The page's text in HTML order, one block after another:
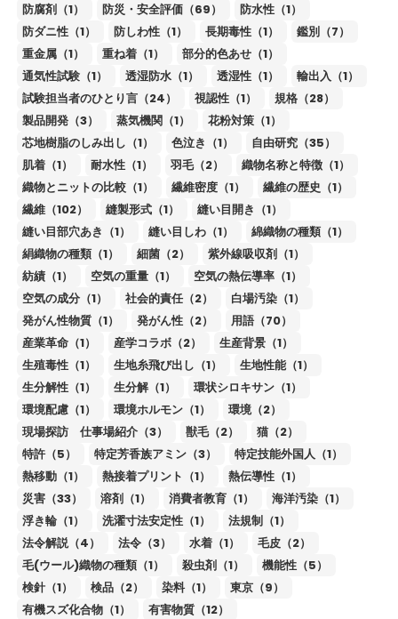
防腐剤（1）
防災・安全評価（69）
防水性（1）
防ダニ性（1）
防しわ性（1） 長期毒性（1）
鑑別（7）
重金属（1）
重ね着（1）
部分的色あせ（1）
通気性試験（1）
透湿防水（1） 透湿性（1）
輸出入（1）
試験担当者のひとり言（24）
視認性（1）
規格（28）
製品開発（3）
蒸気機関（1）
花粉対策（1）
芯地樹脂のしみ出し（1）
色泣き（1）
自由研究（35）
肌着（1）
耐水性（1） 羽毛（2）
織物名称と特徴（1）
織物とニットの比較（1）
繊維密度（1）
繊維の歴史（1）
繊維（102）
縫製形式（1）
縫い目開き（1）
縫い目部穴あき（1）
縫い目しわ（1）
綿織物の種類（1）
絹織物の種類（1）
細菌（2）
紫外線吸収剤（1）
紡績（1）
空気の重量（1）
空気の熱伝導率（1）
空気の成分（1）
社会的責任（2）
白場汚染（1）
発がん性物質（1）
発がん性（2）
用語（70）
産業革命（1）
産学コラボ（2）
生産背景（1）
生殖毒性（1）
生地糸飛び出し（1）
生地性能（1）
生分解性（1）
生分解（1）
環状シロキサン（1）
環境配慮（1）
環境ホルモン（1）
環境（2）
現場探訪 仕事場紹介（3）
獣毛（2）
猫（2）
特許（5）
特定芳香族アミン（3）
特定技能外国人（1）
熱移動（1）
熱接着プリント（1）
熱伝導性（1）
災害（33）
溶剤（1） 消費者教育（1）
海洋汚染（1）
浮き輪（1）
洗濯寸法安定性（1）
法規制（1）
法令解説（4）
法令（3） 水着（1）
毛皮（2）
毛(ウール)織物の種類（1）
殺虫剤（1）
機能性（5）
検針（1）
検品（2） 染料（1）
東京（9）
有機スズ化合物（1）
有害物質（12）